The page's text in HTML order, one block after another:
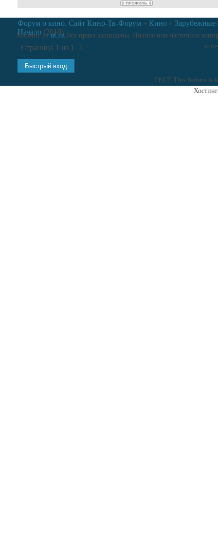
Форум о кино. Сайт Кино-Тв-Форум » Кино »
Начало (2010)
Страница 1 из 1 1
ТЕСТ This feature is
Хостинг отuCozВсе права защищены. Полное или частичное